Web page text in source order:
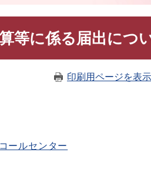
等に係る届出につ
印刷用ページを表
ールセンター